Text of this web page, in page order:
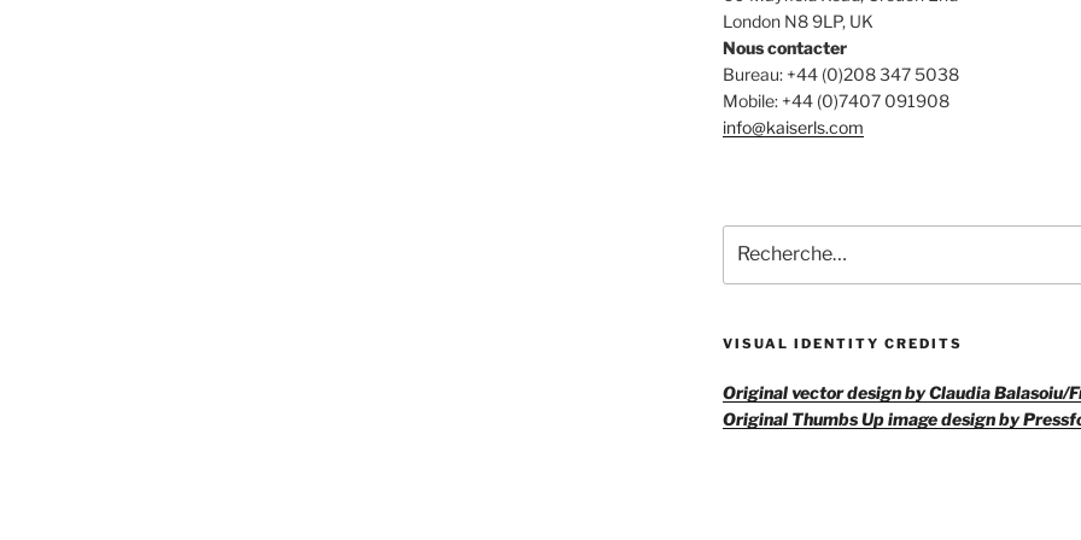
London N8 9LP, UK
Nous contacter
Bureau: +44 (0)208 347 5038
Mobile: +44 (0)7407 091908
info@kaiserls.com
pour
:
VISUAL IDENTITY CREDITS
Original vector design by Claudia Balasoiu/
Original Thumbs Up image design by